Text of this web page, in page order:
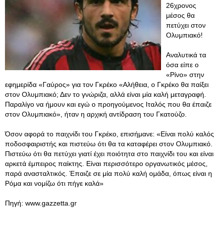
26χρονος
μέσος θα
πετύχει στον
Ολυμπιακό!
Αναλυτικά τα
όσα είπε ο
«Ρίνο» στην
εφημερίδα «Γαύρος» για τον Γκρέκο «Αλήθεια, ο Γκρέκο θα παίξει
στον Ολυμπιακό; Δεν το γνώριζα, αλλά είναι μία καλή μεταγραφή.
Παραλίγο να ήμουν και εγώ ο προηγούμενος Ιταλός που θα έπαιζε
στον Ολυμπιακό», ήταν η αρχική αντίδραση του Γκατούζο.
Όσον αφορά το παιχνίδι του Γκρέκο, επισήμανε: «Είναι πολύ καλός
ποδοσφαιριστής και πιστεύω ότι θα τα καταφέρει στον Ολυμπιακό.
Πιστεύω ότι θα πετύχει γιατί έχει ποιότητα στο παιχνίδι του και είναι
αρκετά έμπειρος παίκτης. Είναι περισσότερο οργανωτικός μέσος,
παρά ανασταλτικός. Έπαιζε σε μία πολύ καλή ομάδα, όπως είναι η
Ρόμα και νομίζω ότι πήγε καλά»
Πηγή: www.gazzetta.gr